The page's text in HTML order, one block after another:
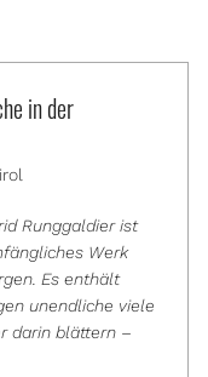
in der
Runggaldier ist
Werk
Es enthält
unendliche viele
darin blättern –